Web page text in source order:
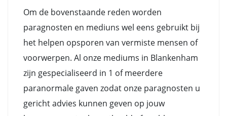
Om de bovenstaande reden worden
paragnosten en mediuns wel eens gebruikt bij
het helpen opsporen van vermiste mensen of
voorwerpen. Al onze mediums in Blankenham
zijn gespecialiseerd in 1 of meerdere
paranormale gaven zodat onze paragnosten u
gericht advies kunnen geven op jouw